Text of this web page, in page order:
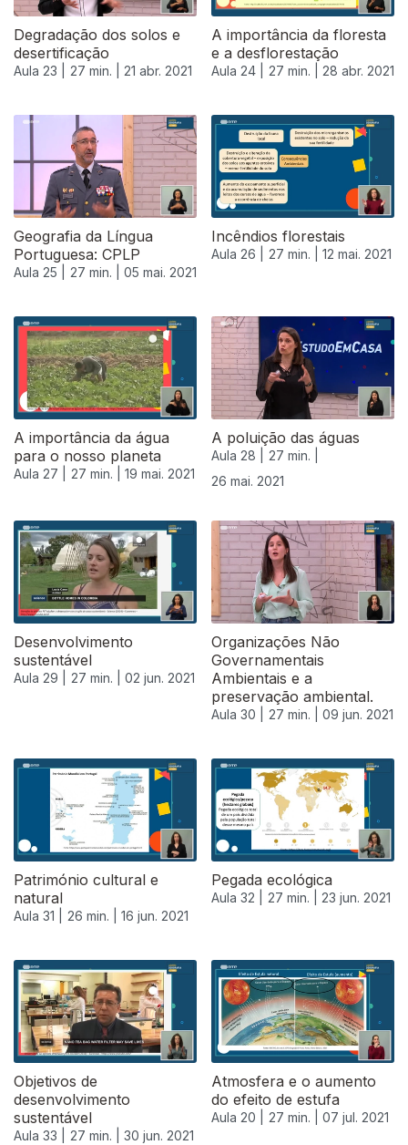
Degradação dos solos e
desertificação
Aula 23 | 27 min. | 21 abr. 2021
A importância da floresta
e a desflorestação
Aula 24 | 27 min. | 28 abr. 2021
Geografia da Língua
Portuguesa: CPLP
Aula 25 | 27 min. | 05 mai. 2021
Incêndios florestais
Aula 26 | 27 min. | 12 mai. 2021
A importância da água
para o nosso planeta
Aula 27 | 27 min. | 19 mai. 2021
A poluição das águas
Aula 28 |
27 min. |
26 mai. 2021
Desenvolvimento
sustentável
Aula 29 | 27 min. | 02 jun. 2021
Organizações Não
Governamentais
Ambientais e a
preservação ambiental.
Aula 30 | 27 min. | 09 jun. 2021
Património cultural e
natural
Aula 31 | 26 min. | 16 jun. 2021
Pegada ecológica
Aula 32 | 27 min. | 23 jun. 2021
Objetivos de
desenvolvimento
sustentável
Aula 33 | 27 min. | 30 jun. 2021
Atmosfera e o aumento
do efeito de estufa
Aula 20 | 27 min. | 07 jul. 2021
556061